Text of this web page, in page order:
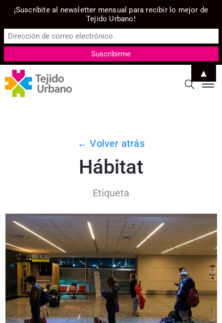
← Volver atrás
Hábitat
Etiqueta
¡Suscribite al newsletter mensual para recibir lo mejor de
Tejido Urbano!
▲